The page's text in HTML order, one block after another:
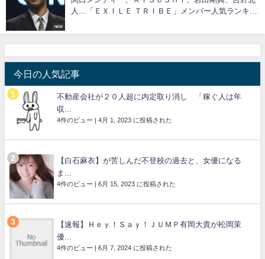
NEW
人…「ＥＸＩＬＥ ＴＲＩＢＥ」メンバー人気ランキン
今日の人気記事
不動産会社が２０人超に内定取り消し 「稼ぐ人は年
収...
4件のビュー | 4月 1, 2023 に投稿された
【白石麻衣】が苦しんだ不登校の過去と、女優になる
ま...
4件のビュー | 6月 15, 2023 に投稿された
【速報】Ｈｅｙ！Ｓａｙ！ＪＵＭＰ有岡大貴が松岡茉
優...
4件のビュー | 6月 7, 2024 に投稿された